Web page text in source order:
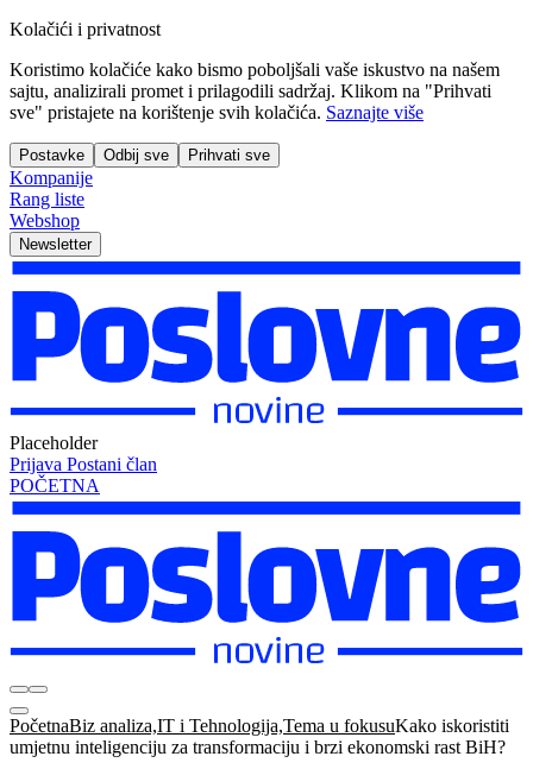
Kolačići i privatnost
Koristimo kolačiće kako bismo poboljšali vaše iskustvo na našem
sajtu, analizirali promet i prilagodili sadržaj. Klikom na "Prihvati
sve" pristajete na korištenje svih kolačića. Saznajte više
Postavke Odbij sve Prihvati sve
Kompanije
Rang liste
Webshop
Newsletter
Placeholder
Prijava Postani član
POČETNA
PočetnaBiz analiza,IT i Tehnologija,Tema u fokusuKako iskoristiti
umjetnu inteligenciju za transformaciju i brzi ekonomski rast BiH?